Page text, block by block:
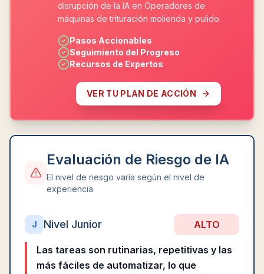
disrupción de la IA en Operadores de
máquinas de trituración molienda y pulido.
Pasos Accionables
Seguimiento del Progreso
Recursos de Expertos
VER TU PLAN DE ACCIÓN
Evaluación de Riesgo de IA
El nivel de riesgo varía según el nivel de
experiencia
J Nivel Junior ALTO
Las tareas son rutinarias, repetitivas y las
más fáciles de automatizar, lo que